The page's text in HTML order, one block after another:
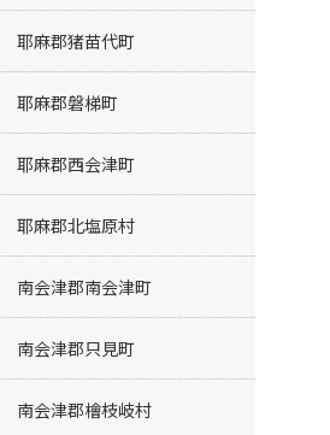
耶麻郡猪苗代町
耶麻郡磐梯町
耶麻郡西会津町
耶麻郡北塩原村
南会津郡南会津町
南会津郡只見町
南会津郡檜枝岐村